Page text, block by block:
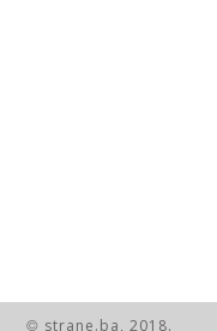
© strane.ba, 2018.